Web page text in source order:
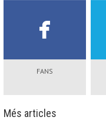
FANS
Més articles